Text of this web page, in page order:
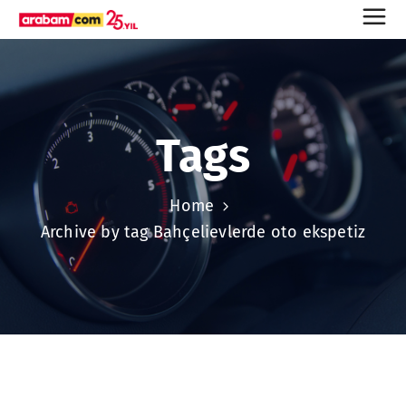
Tags
Home
Archive by tag Bahçelievlerde oto ekspetiz